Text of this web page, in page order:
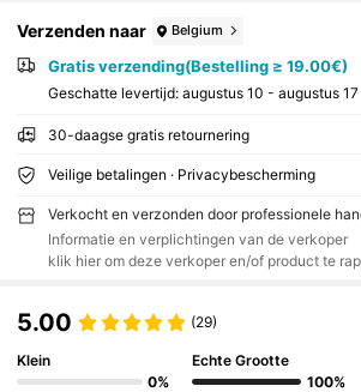
Verzenden naar Belgium
Gratis verzending(Bestelling ≥ 19.00€)
Geschatte levertijd: augustus 10 - augustus 17
30-daagse gratis retournering
Veilige betalingen · Privacybescherming
Verkocht en verzonden door professionele
Informatie en verplichtingen van de verkoper
klik hier om deze verkoper en/of product te
5.00 (29)
Klein
0%
Echte Grootte
100%